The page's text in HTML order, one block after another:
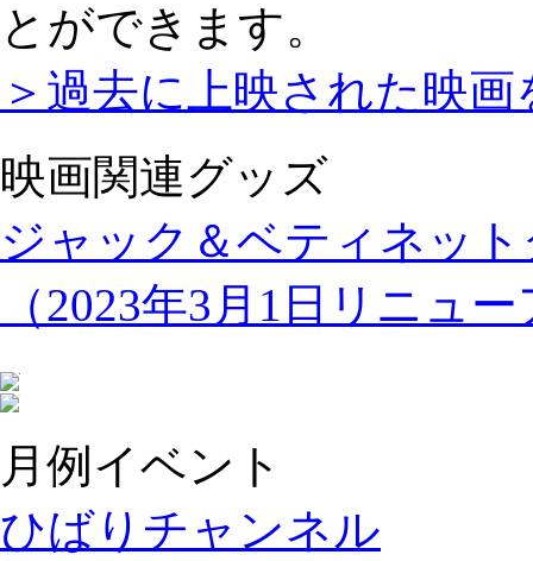
とができます。
＞過去に上映された映画
映画関連グッズ
ジャック＆ベティネッ
（2023年3月1日リニュ
月例イベント
ひばりチャンネル